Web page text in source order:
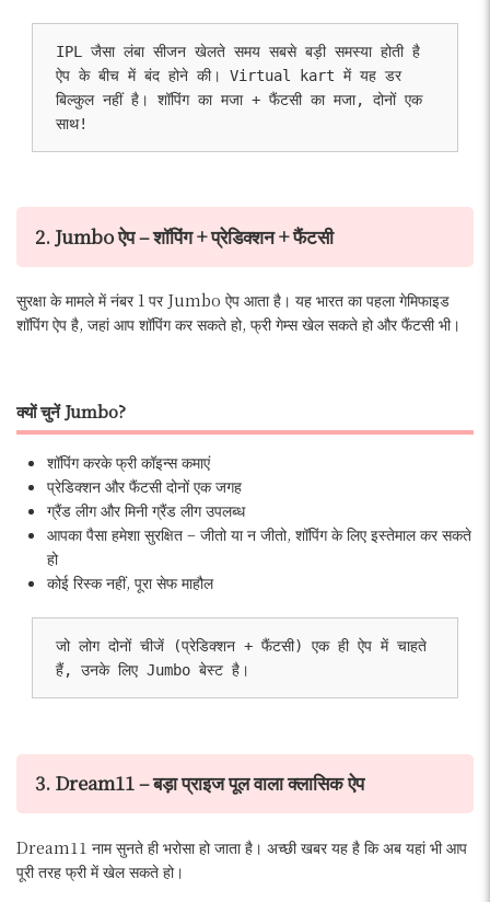
IPL जैसा लंबा सीजन खेलते समय सबसे बड़ी समस्या होती है
ऐप के बीच में बंद होने की। Virtual kart में यह डर
बिल्कुल नहीं है। शॉपिंग का मजा + फैंटसी का मजा, दोनों एक
साथ!
2. Jumbo ऐप – शॉपिंग + प्रेडिक्शन + फैंटसी
सुरक्षा के मामले में नंबर 1 पर Jumbo ऐप आता है। यह भारत का पहला गेमिफाइड
शॉपिंग ऐप है, जहां आप शॉपिंग कर सकते हो, फ्री गेम्स खेल सकते हो और फैंटसी भी।
क्यों चुनें Jumbo?
शॉपिंग करके फ्री कॉइन्स कमाएं
प्रेडिक्शन और फैंटसी दोनों एक जगह
ग्रैंड लीग और मिनी ग्रैंड लीग उपलब्ध
आपका पैसा हमेशा सुरक्षित – जीतो या न जीतो, शॉपिंग के लिए इस्तेमाल कर सकते
हो
कोई रिस्क नहीं, पूरा सेफ माहौल
जो लोग दोनों चीजें (प्रेडिक्शन + फैंटसी) एक ही ऐप में चाहते
हैं, उनके लिए Jumbo बेस्ट है।
3. Dream11 – बड़ा प्राइज पूल वाला क्लासिक ऐप
Dream11 नाम सुनते ही भरोसा हो जाता है। अच्छी खबर यह है कि अब यहां भी आप
पूरी तरह फ्री में खेल सकते हो।